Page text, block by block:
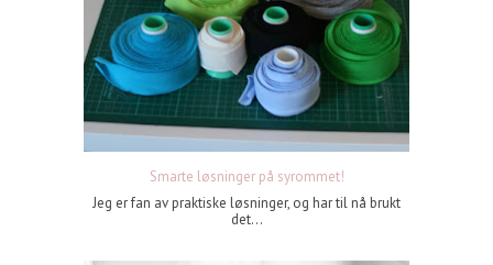
Smarte løsninger på syrommet!
Jeg er fan av praktiske løsninger, og har til nå brukt
det...